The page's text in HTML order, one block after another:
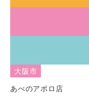
大阪市
あべのアポロ店